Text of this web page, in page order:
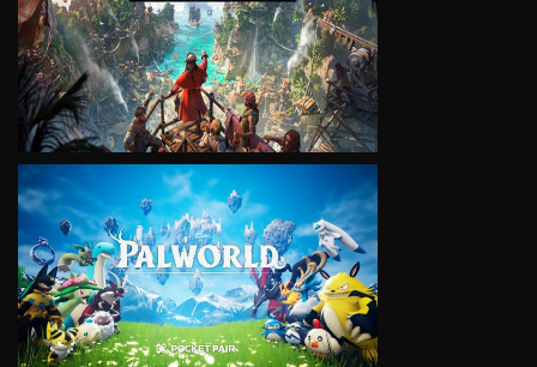
VIEW
VIEW